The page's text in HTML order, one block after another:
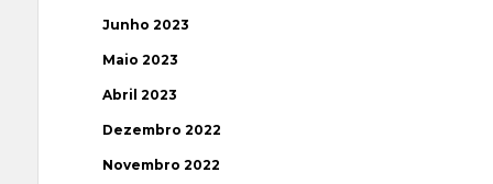
Junho 2023
Maio 2023
Abril 2023
Dezembro 2022
Novembro 2022